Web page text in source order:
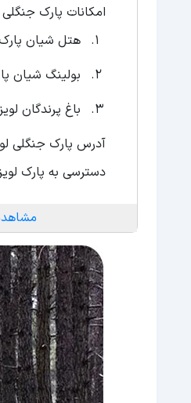
امکانات پارک
هتل شیان
بولینگ شیان
باغ پرندگان
آدرس پارک جنگلی
دسترسی به پارک